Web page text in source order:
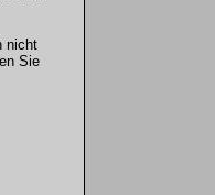
nicht
Sie